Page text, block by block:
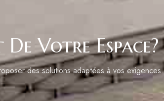
Votre Espace?
des solutions adaptées à vos exigences.